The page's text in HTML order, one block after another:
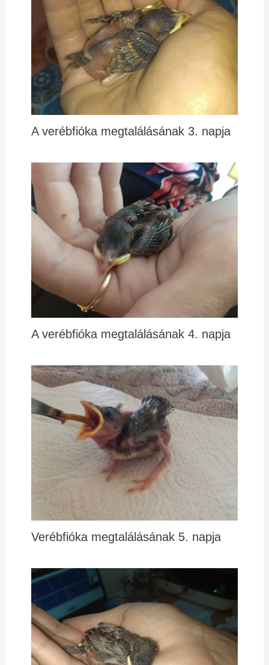
A verébfióka megtalálásának 3. napja
A verébfióka megtalálásának 4. napja
Verébfióka megtalálásának 5. napja